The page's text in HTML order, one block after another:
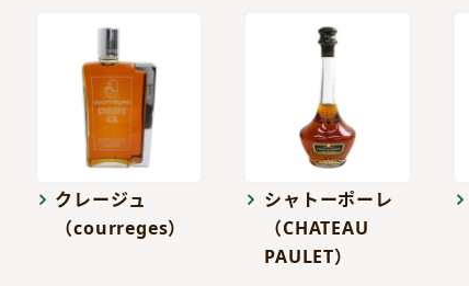
クレージュ
（courreges）
シャトーポーレ
（CHATEAU
PAULET）